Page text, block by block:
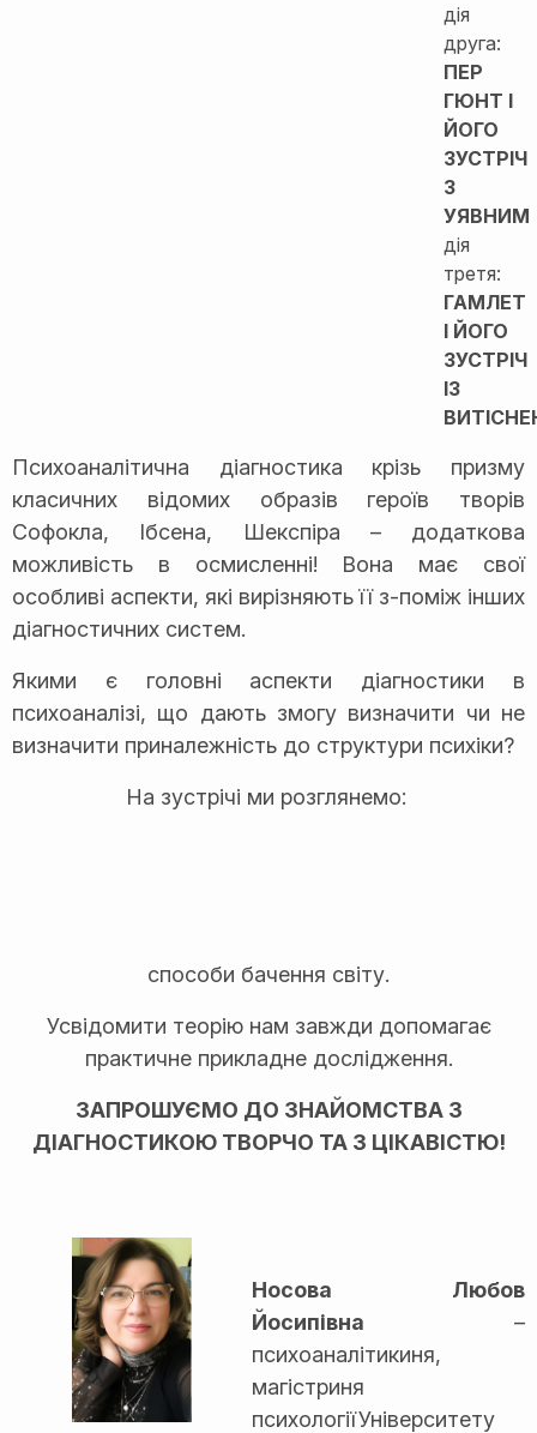
дія
друга:
ПЕР
ГЮНТ І
ЙОГО
ЗУСТРІЧ
З
УЯВНИМ
дія
третя:
ГАМЛЕТ
І ЙОГО
ЗУСТРІЧ
ІЗ
Психоаналітична діагностика крізь призму
класичних відомих образів героїв творів
Софокла, Ібсена, Шекспіра – додаткова
можливість в осмисленні! Вона має свої
особливі аспекти, які вирізняють її з-поміж інших
діагностичних систем.
Якими є головні аспекти діагностики в
психоаналізі, що дають змогу визначити чи не
визначити приналежність до структури психіки?
На зустрічі ми розглянемо:
способи бачення світу.
Усвідомити теорію нам завжди допомагає
практичне прикладне дослідження.
ЗАПРОШУЄМО ДО ЗНАЙОМСТВА З
ДІАГНОСТИКОЮ ТВОРЧО ТА З ЦІКАВІСТЮ!
Носова Любов
Йосипівна –
психоаналітикиня,
магістриня
психологіїУніверситету